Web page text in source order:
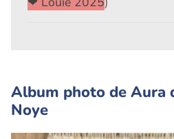
Album photo de Aura
Noye